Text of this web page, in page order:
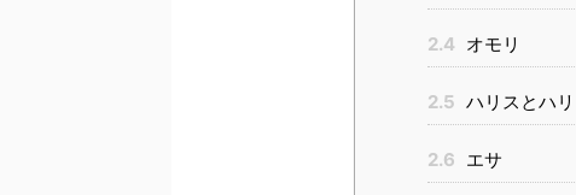
2.4 オモリ
2.5 ハリスとハリ
2.6 エサ